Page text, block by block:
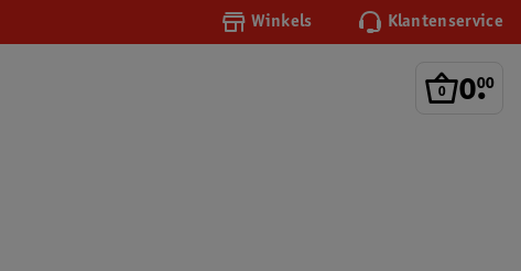
Winkels Klantenservice
0.
00